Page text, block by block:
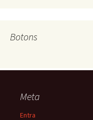
Botons
Meta
Entra